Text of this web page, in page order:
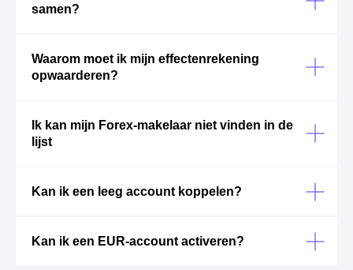
samen?
Waarom moet ik mijn effectenrekening
opwaarderen?
Ik kan mijn Forex-makelaar niet vinden in de
lijst
Kan ik een leeg account koppelen?
Kan ik een EUR-account activeren?